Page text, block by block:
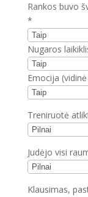
Rankos buvo
*
Nugaros
Emocija
Treniruotė
Judėjo visi
Klausimas,